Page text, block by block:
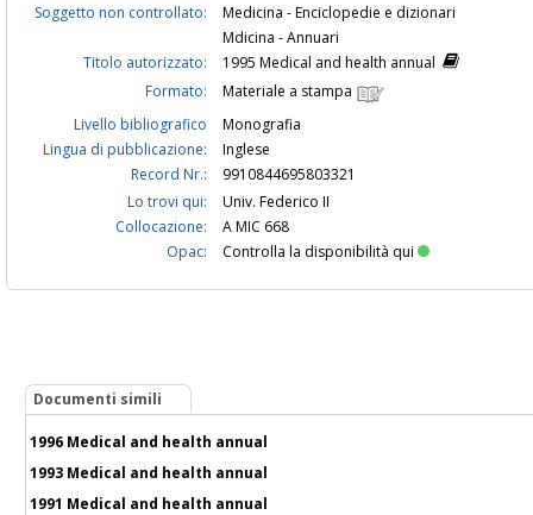
Soggetto non controllato:
Medicina - Enciclopedie e dizionari
Mdicina - Annuari
Titolo autorizzato:
1995 Medical and health annual
Formato:
Materiale a stampa
Livello bibliografico
Monografia
Lingua di pubblicazione:
Inglese
Record Nr.:
9910844695803321
Lo trovi qui:
Univ. Federico II
Collocazione:
A MIC 668
Opac:
Controlla la disponibilità qui
Documenti simili
1996 Medical and health annual
1993 Medical and health annual
1991 Medical and health annual